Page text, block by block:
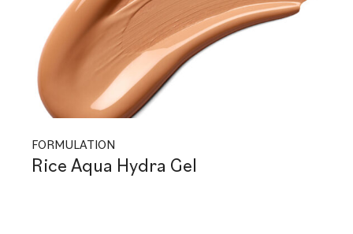
FORMULATION
Rice Aqua Hydra Gel